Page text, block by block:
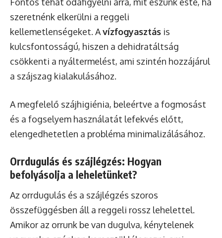
szeretnénk elkerülni a reggeli
kellemetlenségeket. Avízfogyasztás is
kulcsfontosságú, hiszen a dehidratáltság
csökkenti a nyáltermelést, ami szintén hozzájárul
a szájszag kialakulásához.
A megfelelő szájhigiénia, beleértve a fogmosást
és a fogselyem használatát lefekvés előtt,
elengedhetetlen a probléma minimalizálásához.
Orrdugulás és szájlégzés: Hogyan
befolyásolja a leheletünket?
Az orrdugulás és a szájlégzés szoros
összefüggésben áll a reggeli rossz lehelettel.
Amikor az orrunk be van dugulva, kénytelenek